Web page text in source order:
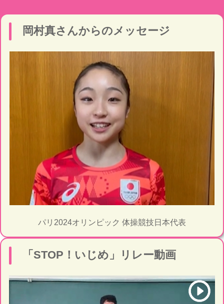
岡村真さんからのメッセージ
パリ2024オリンピック 体操競技日本代表
「STOP！いじめ」リレー動画